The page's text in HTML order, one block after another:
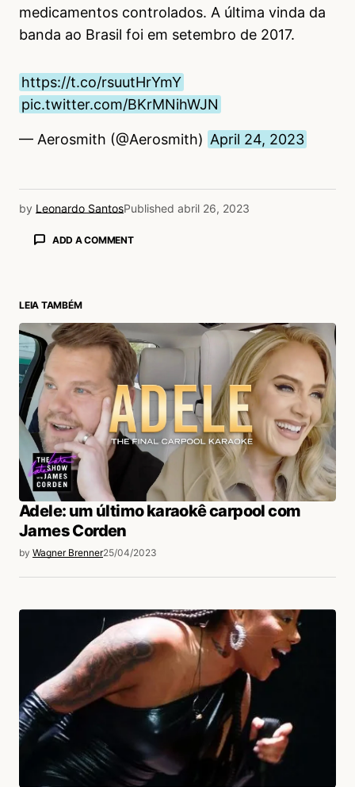
medicamentos controlados. A última vinda da
banda ao Brasil foi em setembro de 2017.
https://t.co/rsuutHrYmY
pic.twitter.com/BKrMNihWJN
— Aerosmith (@Aerosmith) April 24, 2023
by Leonardo SantosPublished abril 26, 2023
ADD A COMMENT
LEIA TAMBÉM
Adele: um último karaokê carpool com
James Corden
by Wagner Brenner25/04/2023